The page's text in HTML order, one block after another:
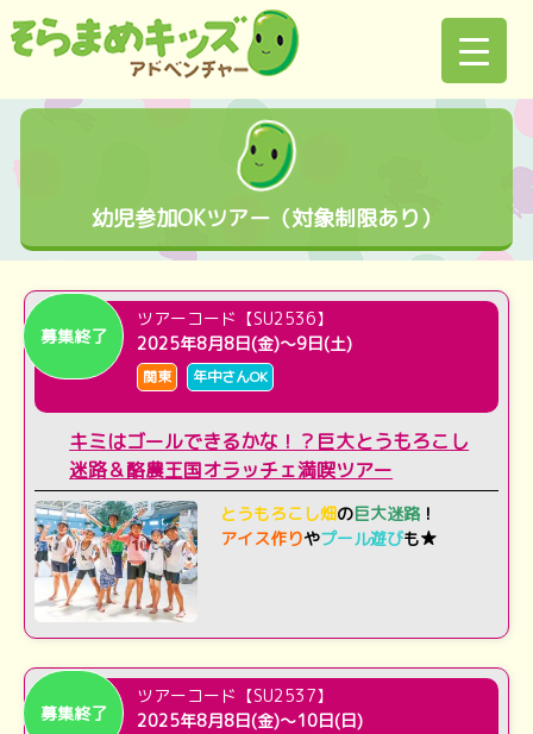
幼児参加OKツアー（対象制限あり）
募集終了
ツアーコード【SU2536】
2025年8月8日(金)～9日(土)
関東 年中さんOK
キミはゴールできるかな！？巨大とうもろこし
迷路＆酪農王国オラッチェ満喫ツアー
とうもろこし畑の巨大迷路 ！
アイス作りやプール遊びも★
募集終了
ツアーコード【SU2537】
2025年8月8日(金)～10日(日)